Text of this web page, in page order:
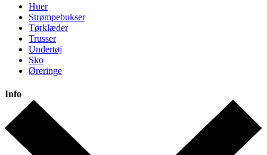
Huer
Strømpebukser
Tørklæder
Trusser
Undertøj
Sko
Øreringe
Info